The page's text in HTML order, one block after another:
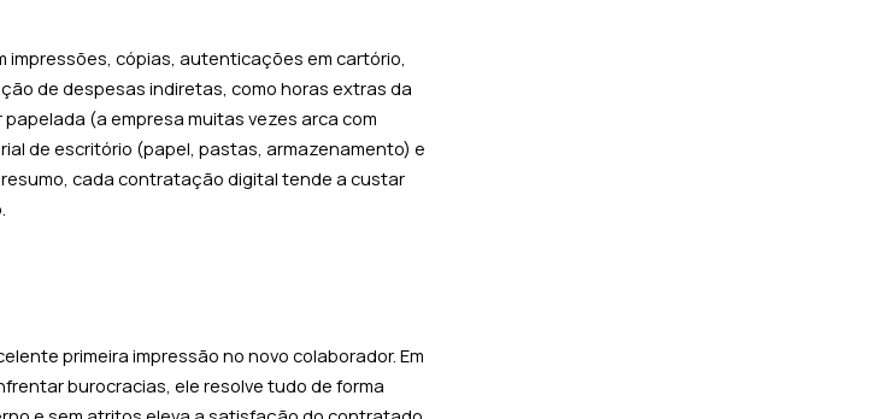
impressões, cópias, autenticações em cartório,
de despesas indiretas, como horas extras da
(a empresa muitas vezes arca com
de escritório (papel, pastas, armazenamento) e
cada contratação digital tende a custar
primeira impressão no novo colaborador. Em
burocracias, ele resolve tudo de forma